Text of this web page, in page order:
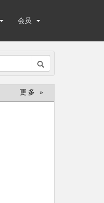
会员
更多 »